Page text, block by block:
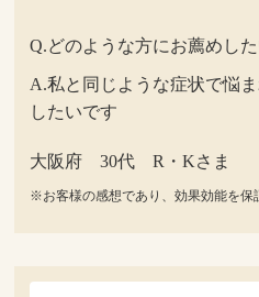
Q.どのような方にお薦めし
A.私と同じような症状で悩
したいです
大阪府 30代 R・Kさま
※お客様の感想であり、効果効能を保